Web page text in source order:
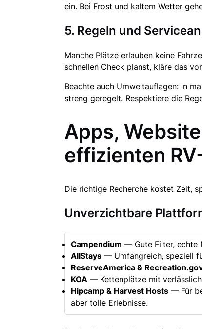
ein. Bei Frost und kaltem Wetter
5. Regeln und
Manche Plätze erlauben keine
schnellen Check planst, kläre das
Beachte auch Umweltauflagen: In
streng geregelt. Respektiere die
Apps,
effizienten
Die richtige Recherche kostet Zeit,
Unverzichtbare
Campendium — Gute Filter, echte
AllStays — Umfangreich, speziell
ReserveAmerica &
KOA — Kettenplätze mit
Hipcamp & Harvest Hosts — Für
aber tolle Erlebnisse.